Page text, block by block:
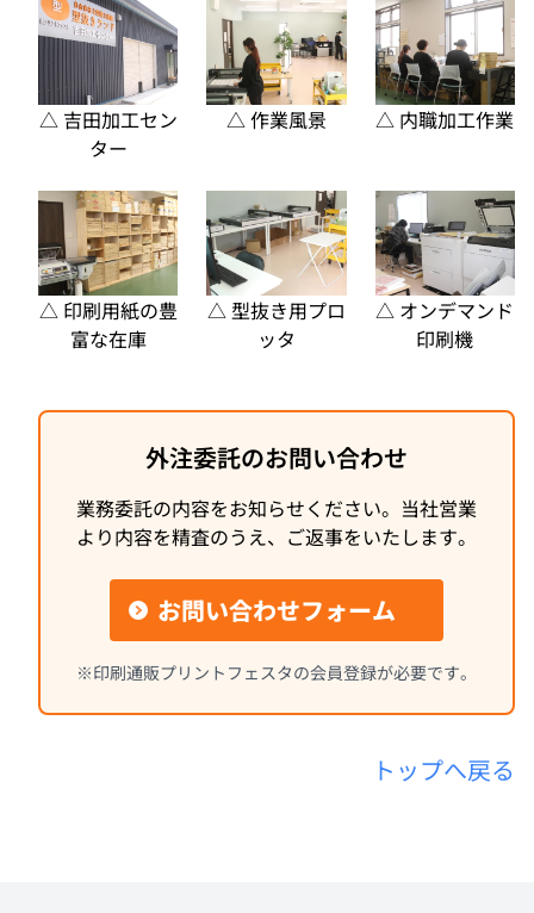
△ 吉田加工セン
ター
△ 作業風景 △ 内職加工作業
△ 印刷用紙の豊
富な在庫
△ 型抜き用プロ
ッタ
△ オンデマンド
印刷機
外注委託のお問い合わせ
業務委託の内容をお知らせください。当社営業
より内容を精査のうえ、ご返事をいたします。
お問い合わせフォーム
※印刷通販プリントフェスタの会員登録が必要です。
トップへ戻る